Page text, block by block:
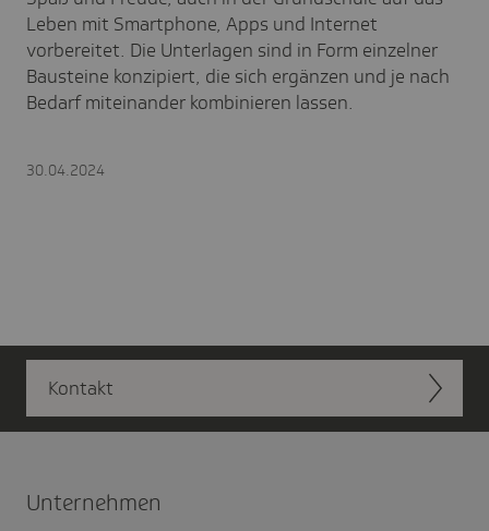
Leben mit Smartphone, Apps und Internet
vorbereitet. Die Unterlagen sind in Form einzelner
Bausteine konzipiert, die sich ergänzen und je nach
Bedarf miteinander kombinieren lassen.
30.04.2024
Kontakt
Unter­nehmen